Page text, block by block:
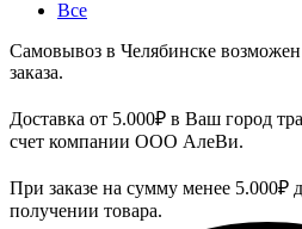
Все
Самовывоз в Челябинске
заказа.
Доставка от 5.000₽ в Ваш город
счет компании ООО АлеВи.
При заказе на сумму менее 5.000₽
получении товара.